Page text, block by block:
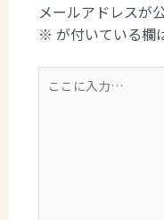
メールアドレスが
※ が付いている欄